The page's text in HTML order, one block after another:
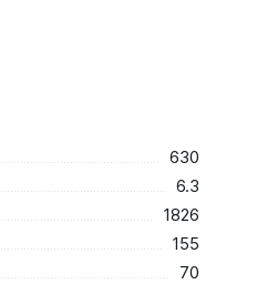
630
6.3
1826
155
70